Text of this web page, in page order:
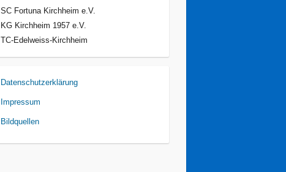
SC Fortuna Kirchheim e.V.
KG Kirchheim 1957 e.V.
TC-Edelweiss-Kirchheim
Datenschutzerklärung
Impressum
Bildquellen